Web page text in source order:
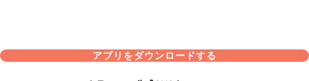
アプリをダウンロードする